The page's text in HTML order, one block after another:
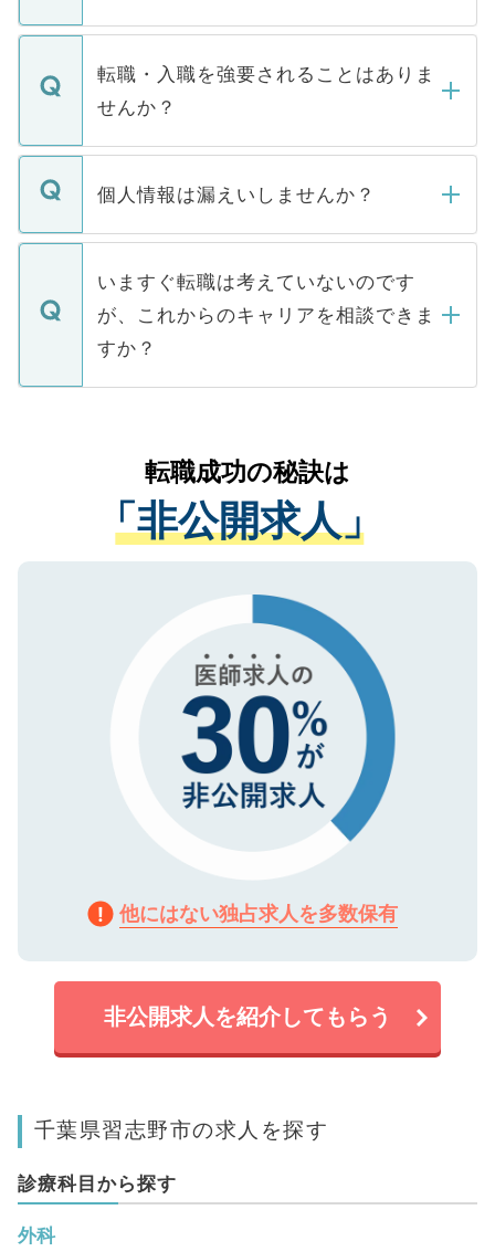
ます。通常、5営業日以内にはご連絡をせて
いただきますので、しばらくお待ちくださ
マイナビDOCTORで取り扱っている求人の
うち約3割は、Webサイトからご覧いただ
けない「非公開求人」です。非公開求人は
下記の理由によって、一般には公開してい
ません。
■応募殺到を避けるため 人気のある医療機
関を公にしてしまうと、応募が殺到する場
に、医療機関が求める条件に合った人材の
みを人材紹介会社に依頼するケースが増え
ています。
転職・入職を強要されることはありま
せんか？
転職・入職を強要することは一切ありませ
ん。また、仮に応募先から内定をいただい
定を承諾する必要はありません。内定先へ
の辞退の連絡はキャリアパートナーが行い
個人情報は漏えいしませんか？
個人情報が漏えいすることはありませんの
で、ご安心ください。当サイトからの登録
などで収集したご登録者様の個人情報は、
ご本人のキャリアアップおよび転職活動の
支援を目的に使用いたします。お預かりし
ているすべての個人データはご本人の許可
は、個人情報の取り扱いについての厳密な
管理基準を満たした事業者のみに付与され
る、プライバシーマークを取得済みです。
で、機密保持に関してもご安心ください。
いますぐ転職は考えていないのです
が、これからのキャリアを相談できま
すか？
かがいして、現在の医療機関の状況や紹介
経験をまじえながら、適切なアドバイスを
させていただきます。すぐにご転職をされ
ない方には、長期的なサポートが可能です
ので、まずはご登録ください。
転職成功の秘訣は
「非公開求人」
他にはない独占求人を多数保有
非公開求人を紹介してもらう
千葉県習志野市の求人を探す
診療科目から探す
外科